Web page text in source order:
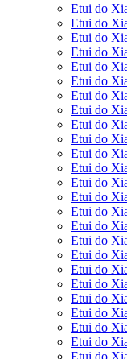
Etui do
Etui do
Etui do
Etui do
Etui do
Etui do
Etui do
Etui do
Etui do
Etui do
Etui do
Etui do
Etui do
Etui do
Etui do
Etui do
Etui do
Etui do
Etui do
Etui do
Etui do
Etui do
Etui do
Etui do
Etui do